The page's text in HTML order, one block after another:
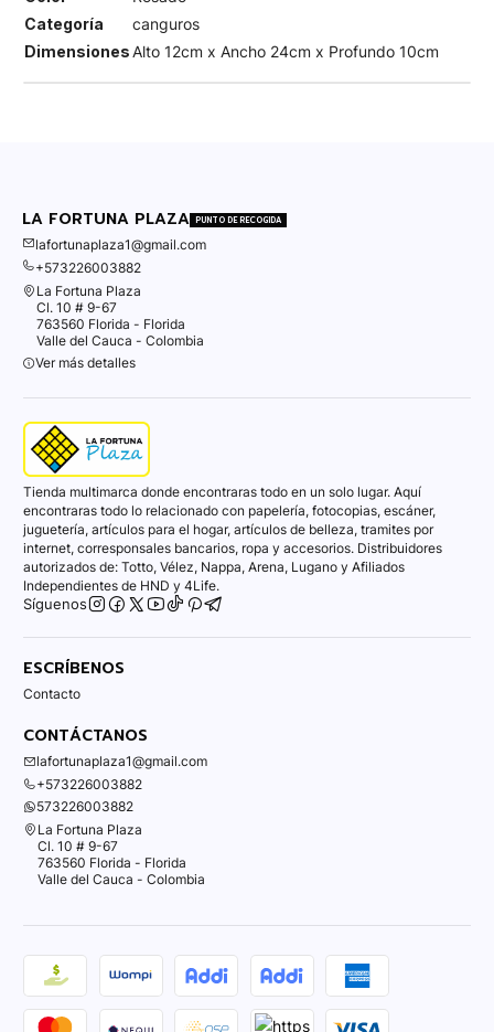
Categoría
canguros
Dimensiones Alto 12cm x Ancho 24cm x Profundo 10cm
LA FORTUNA PLAZA PUNTO DE RECOGIDA
lafortunaplaza1@gmail.com
+573226003882
La Fortuna Plaza
Cl. 10 # 9-67
763560 Florida - Florida
Valle del Cauca - Colombia
Ver más detalles
Tienda multimarca donde encontraras todo en un solo lugar. Aquí
encontraras todo lo relacionado con papelería, fotocopias, escáner,
juguetería, artículos para el hogar, artículos de belleza, tramites por
internet, corresponsales bancarios, ropa y accesorios. Distribuidores
autorizados de: Totto, Vélez, Nappa, Arena, Lugano y Afiliados
Independientes de HND y 4Life.
Síguenos
ESCRÍBENOS
Contacto
CONTÁCTANOS
lafortunaplaza1@gmail.com
+573226003882
573226003882
La Fortuna Plaza
Cl. 10 # 9-67
763560 Florida - Florida
Valle del Cauca - Colombia